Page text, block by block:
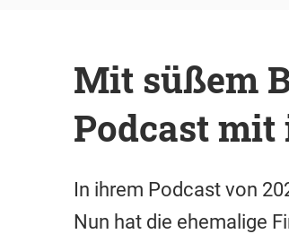
Mit süßem
Podcast
In ihrem Podcast von
Nun hat die ehemalige